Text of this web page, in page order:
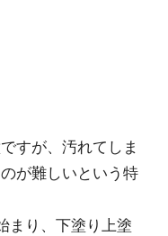
すが、汚れてしま
が難しいという特
まり、下塗り上塗